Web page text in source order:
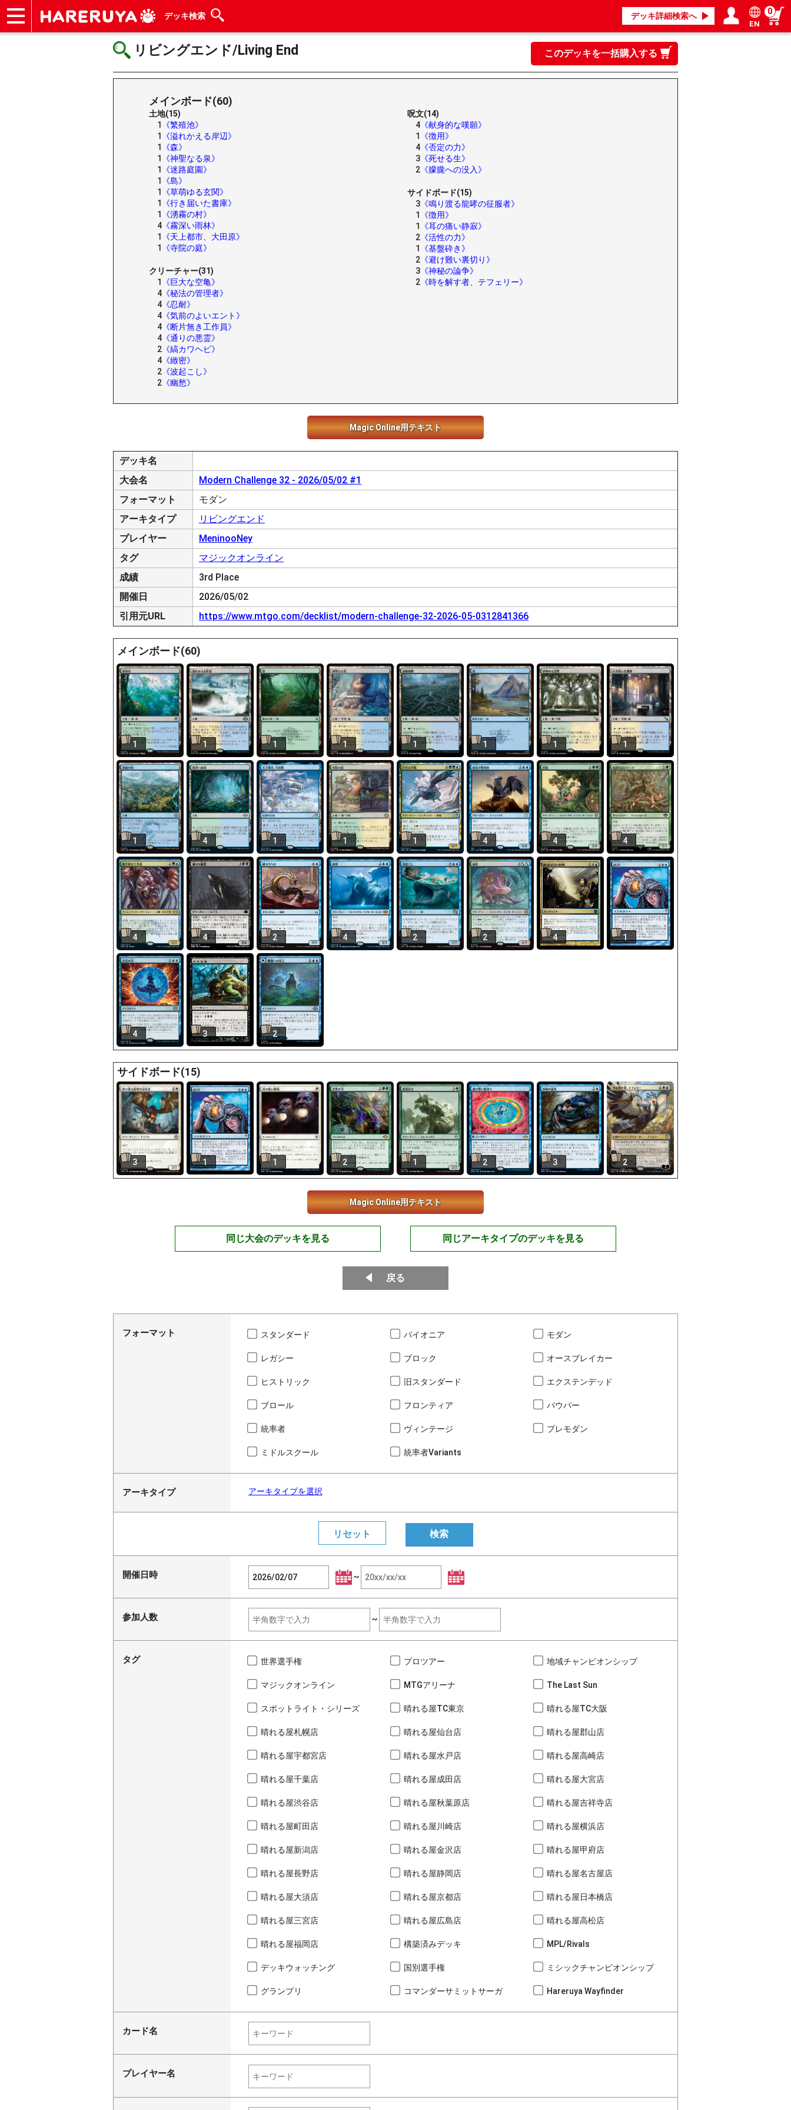
デッキ検索 デッキ詳細検索へ
ログイン／会員登録
マイページ
EN
0
リビングエンド/Living End このデッキを一括購入する
メインボード(60)
土地(15)
1
《繁殖池》
1
《溢れかえる岸辺》
1
《森》
1
《神聖なる泉》
1
《迷路庭園》
1
《島》
1
《草萌ゆる玄関》
1
《行き届いた書庫》
1
《湧霧の村》
4 《霧深い雨林》
1
《天上都市、大田原》
1
《寺院の庭》
クリーチャー(31)
1
《巨大な空亀》
4 《秘法の管理者》
4 《忍耐》
4 《気前のよいエント》
4 《断片無き工作員》
4 《通りの悪霊》
2 《縞カワヘビ》
4 《緻密》
2 《波起こし》
2 《幽愁》
呪文(14)
4 《献身的な嘆願》
1
《徴用》
4 《否定の力》
3 《死せる生》
2 《朦朧への没入》
サイドボード(15)
3 《鳴り渡る龍哮の征服者》
1
《徴用》
1
《耳の痛い静寂》
2 《活性の力》
1
《基盤砕き》
2 《避け難い裏切り》
3 《神秘の論争》
2 《時を解す者、テフェリー》
Magic Online用テキスト
デッキ名
大会名
Modern Challenge 32 - 2026/05/02 #1
フォーマット
モダン
アーキタイプ
リビングエンド
プレイヤー
MeninooNey
タグ
マジックオンライン
成績
3rd Place
開催日
2026/05/02
引用元URL
https://www.mtgo.com/decklist/modern-challenge-32-2026-05-0312841366
メインボード(60)
1 1 1 1 1 1 1 1
1 4 1 1 1 4 4 4
4 4 2 4 2 2 4 1
4 3 2
サイドボード(15)
3 1 1 2 1 2 3 2
Magic Online用テキスト
同じ大会のデッキを見る 同じアーキタイプのデッキを見る
戻る
フォーマット スタンダード パイオニア モダン
レガシー ブロック オースブレイカー
ヒストリック 旧スタンダード エクステンデッド
ブロール フロンティア パウパー
統率者 ヴィンテージ プレモダン
ミドルスクール 統率者Variants
アーキタイプ アーキタイプを選択
開催日時 ~
参加人数 ~
タグ 世界選手権 プロツアー 地域チャンピオンシップ
マジックオンライン MTGアリーナ The Last Sun
スポットライト・シリーズ 晴れる屋TC東京 晴れる屋TC大阪
晴れる屋札幌店 晴れる屋仙台店 晴れる屋郡山店
晴れる屋宇都宮店 晴れる屋水戸店 晴れる屋高崎店
晴れる屋千葉店 晴れる屋成田店 晴れる屋大宮店
晴れる屋渋谷店 晴れる屋秋葉原店 晴れる屋吉祥寺店
晴れる屋町田店 晴れる屋川崎店 晴れる屋横浜店
晴れる屋新潟店 晴れる屋金沢店 晴れる屋甲府店
晴れる屋長野店 晴れる屋静岡店 晴れる屋名古屋店
晴れる屋大須店 晴れる屋京都店 晴れる屋日本橋店
晴れる屋三宮店 晴れる屋広島店 晴れる屋高松店
晴れる屋福岡店 構築済みデッキ MPL/Rivals
デッキウォッチング 国別選手権 ミシックチャンピオンシップ
グランプリ コマンダーサミットサーガ Hareruya Wayfinder
カード名
プレイヤー名